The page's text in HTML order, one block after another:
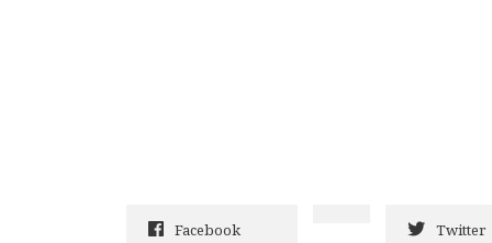
Facebook Twitter